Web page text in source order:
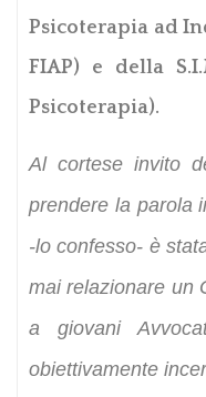
Psicoterapia ad
FIAP) e della
Psicoterapia).
Al cortese invito
prendere la parola
-lo confesso- è
mai relazionare un
a giovani
obiettivamente